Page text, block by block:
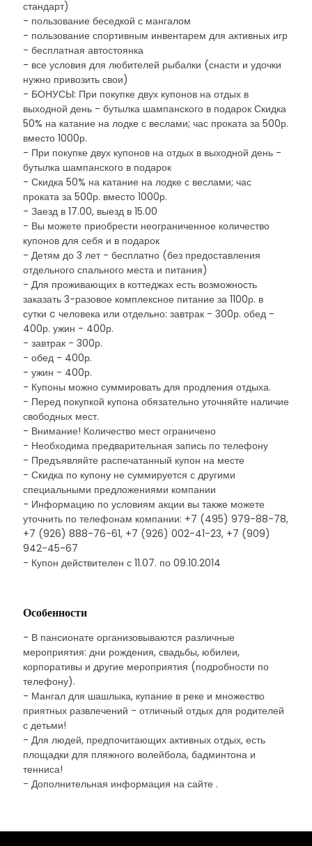
стандарт)
- пользование беседкой с мангалом
- пользование спортивным инвентарем для активных игр
- бесплатная автостоянка
- все условия для любителей рыбалки (снасти и удочки
нужно привозить свои)
- БОНУСЫ: При покупке двух купонов на отдых в
выходной день - бутылка шампанского в подарок Скидка
50% на катание на лодке с веслами; час проката за 500р.
вместо 1000р.
- При покупке двух купонов на отдых в выходной день -
бутылка шампанского в подарок
- Скидка 50% на катание на лодке с веслами; час
проката за 500р. вместо 1000р.
- Заезд в 17.00, выезд в 15.00
- Вы можете приобрести неограниченное количество
купонов для себя и в подарок
- Детям до 3 лет - бесплатно (без предоставления
отдельного спального места и питания)
- Для проживающих в коттеджах есть возможность
заказать 3-разовое комплексное питание за 1100р. в
сутки c человека или отдельно: завтрак - 300р. обед -
400р. ужин - 400р.
- завтрак - 300р.
- обед - 400р.
- ужин - 400р.
- Купоны можно суммировать для продления отдыха.
- Перед покупкой купона обязательно уточняйте наличие
свободных мест.
- Внимание! Количество мест ограничено
- Необходима предварительная запись по телефону
- Предъявляйте распечатанный купон на месте
- Скидка по купону не суммируется с другими
специальными предложениями компании
- Информацию по условиям акции вы также можете
уточнить по телефонам компании: +7 (495) 979-88-78,
+7 (926) 888-76-61, +7 (926) 002-41-23, +7 (909)
942-45-67
- Купон действителен с 11.07. по 09.10.2014
Особенности
- В пансионате организовываются различные
мероприятия: дни рождения, свадьбы, юбилеи,
корпоративы и другие мероприятия (подробности по
телефону).
- Мангал для шашлыка, купание в реке и множество
приятных развлечений - отличный отдых для родителей
с детьми!
- Для людей, предпочитающих активных отдых, есть
площадки для пляжного волейбола, бадминтона и
тенниса!
- Дополнительная информация на сайте .